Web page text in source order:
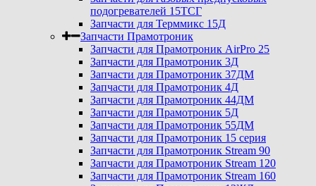
подогревателей 15ТСГ
Запчасти для Терммикс 15Д
Запчасти Прамотроник
Запчасти для Прамотроник AirPro 25
Запчасти для Прамотроник 3Д
Запчасти для Прамотроник 37ДМ
Запчасти для Прамотроник 4Д
Запчасти для Прамотроник 44ДМ
Запчасти для Прамотроник 5Д
Запчасти для Прамотроник 55ДМ
Запчасти для Прамотроник 15 серия
Запчасти для Прамотроник Stream 90
Запчасти для Прамотроник Stream 120
Запчасти для Прамотроник Stream 160